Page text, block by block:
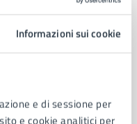
Informazioni sui cookie
e di sessione per
e cookie analitici per